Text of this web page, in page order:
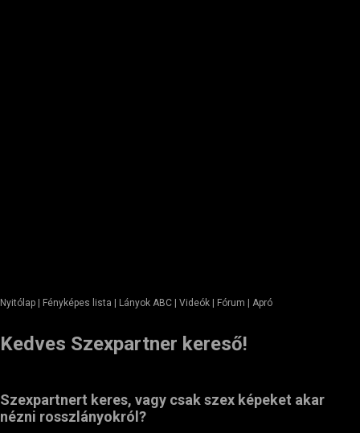
Nyitólap | Fényképes lista | Lányok ABC | Videók | Fórum | Apró
Kedves Szexpartner kereső!
Szexpartnert keres, vagy csak szex képeket akar
nézni rosszlányokról?